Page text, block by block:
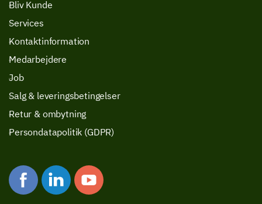
Bliv Kunde
Services
Kontaktinformation
Medarbejdere
Job
Salg & leveringsbetingelser
Retur & ombytning
Persondatapolitik (GDPR)